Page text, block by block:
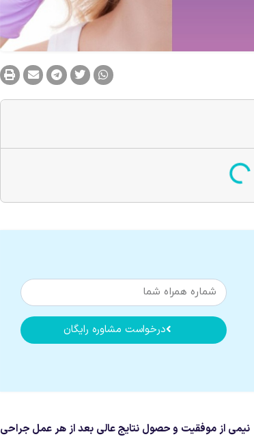
درخواست مشاوره رایگان
نیمی از موفقیت و حصول نتایج عالی بعد از هر عمل جراحی